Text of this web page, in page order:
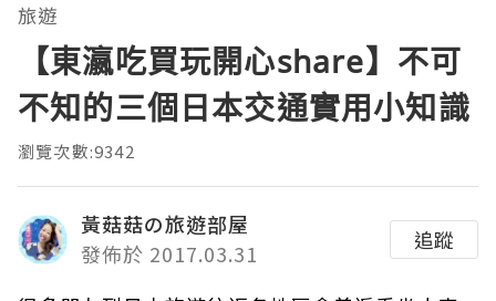
旅遊
【東瀛吃買玩開心share】不可
不知的三個日本交通實用小知識
瀏覽次數:9342
黃菇菇の旅遊部屋
發佈於 2017.03.31
追蹤